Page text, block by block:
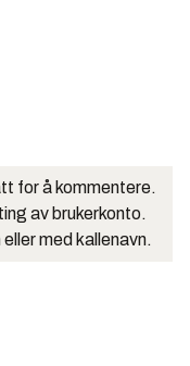
for å kommentere.
av brukerkonto.
med kallenavn.